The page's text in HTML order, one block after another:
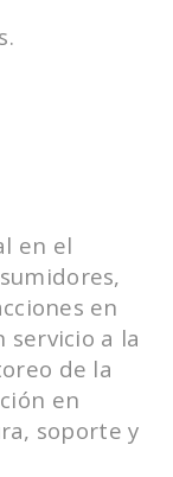
en el
en
servicio a la
de la
en
soporte y